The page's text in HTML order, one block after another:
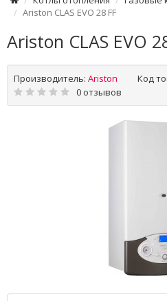
Ariston CLAS EVO 28 FF
Ariston CLAS EVO
Производитель: Ariston Код
0 отзывов